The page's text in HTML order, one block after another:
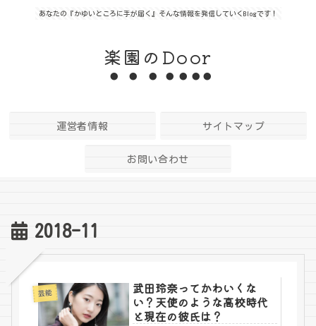
あなたの『かゆいところに手が届く』そんな情報を発信していくBlogです！
楽園のDoor
運営者情報 サイトマップ
お問い合わせ
2018-11
芸能
武田玲奈ってかわいくな
い？天使のような高校時代
と現在の彼氏は？